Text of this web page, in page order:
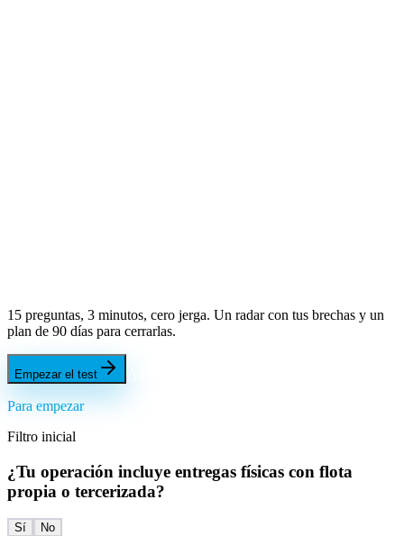
15 preguntas, 3 minutos, cero jerga. Un radar con tus brechas y un
plan de 90 días para cerrarlas.
Empezar el test
Para empezar
Filtro inicial
¿Tu operación incluye entregas físicas con flota
propia o tercerizada?
Sí No